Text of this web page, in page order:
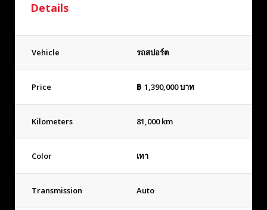
Details
Vehicle รถสปอร์ต
Price ฿ 1,390,000บาท
Kilometers 81,000 km
Color เทา
Transmission Auto